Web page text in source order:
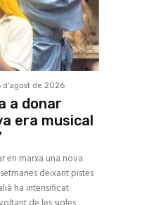
d'agost de 2026
a donar
era musical
en marxa una nova
deixant pistes
ha intensificat